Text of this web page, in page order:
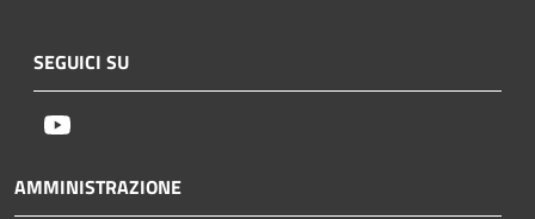
SEGUICI SU
AMMINISTRAZIONE